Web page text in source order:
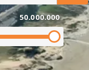
50.000.000